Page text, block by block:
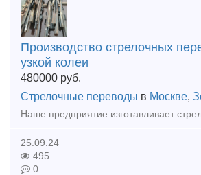
Производство стрелочных
узкой колеи
480000 руб.
Стрелочные переводы в Москве,
25.09.24
495
0